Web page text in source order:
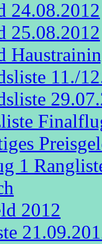
24.08.2012
25.08.2012
11./
1
2012